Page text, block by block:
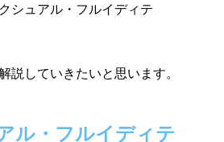
シュアル・フルイディテ
説していきたいと思います。
ル・フルイディテ